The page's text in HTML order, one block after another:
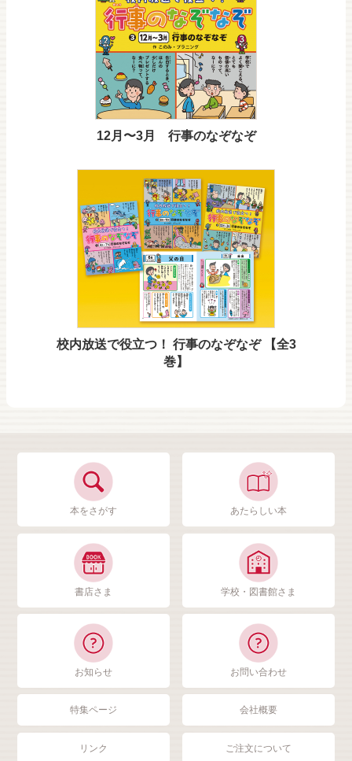
12月〜3月 行事のなぞなぞ
校内放送で役立つ！ 行事のなぞなぞ 【全3
巻】
本をさがす あたらしい本
書店さま 学校・図書館さま
お知らせ お問い合わせ
特集ページ 会社概要
リンク ご注文について